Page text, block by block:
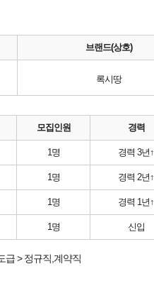
브랜드(상호)
록시땅
모집인원 경력
1명 경력 3년↑
1명 경력 2년↑
1명 경력 1년↑
1명 신입
급 > 정규직,계약직